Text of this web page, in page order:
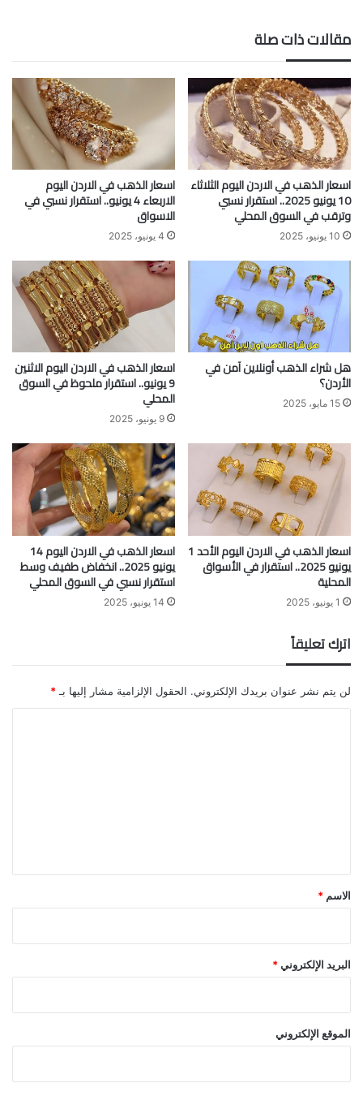
مقالات ذات صلة
اسعار الذهب في الاردن اليوم الثلاثاء
10 يونيو 2025.. استقرار نسبي
وترقب في السوق المحلي
10 يونيو، 2025
اسعار الذهب في الاردن اليوم
الاربعاء 4 يونيو.. استقرار نسبي في
الاسواق
4 يونيو، 2025
هل شراء الذهب أونلاين آمن في
الأردن؟
15 مايو، 2025
اسعار الذهب في الاردن اليوم الاثنين
9 يونيو.. استقرار ملحوظ في السوق
المحلي
9 يونيو، 2025
اسعار الذهب في الاردن اليوم الأحد 1
يونيو 2025.. استقرار في الأسواق
المحلية
1 يونيو، 2025
اسعار الذهب في الاردن اليوم 14
يونيو 2025.. انخفاض طفيف وسط
استقرار نسبي في السوق المحلي
14 يونيو، 2025
اترك تعليقاً
لن يتم نشر عنوان بريدك الإلكتروني. الحقول الإلزامية مشار إليها بـ *
*
الاسم *
البريد الإلكتروني *
الموقع الإلكتروني